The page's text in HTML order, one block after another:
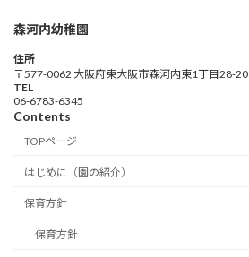
森河内幼稚園
住所
〒577-0062 大阪府東大阪市森河内東1丁目28-20
TEL
06-6783-6345
Contents
TOPページ
はじめに（園の紹介）
保育方針
保育方針